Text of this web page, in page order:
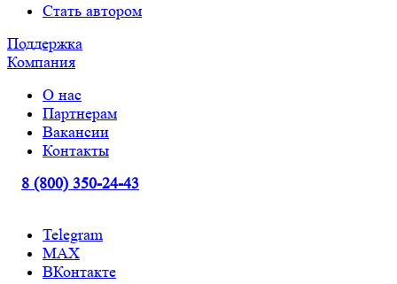
Стать автором
Поддержка
Компания
О нас
Партнерам
Вакансии
Контакты
8 (800) 350-24-43
Telegram
МАХ
ВКонтакте